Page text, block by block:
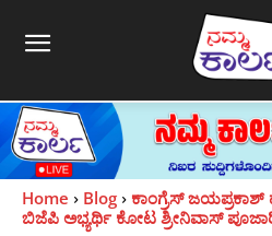
Home Blog
ಕಾಂಗ್ರೆಸ್ ಜಯಪ್ರಕಾಶ್
ಬಿಜೆಪಿ ಅಭ್ಯರ್ಥಿ ಕೋಟ ಶ್ರೀನಿವಾಸ್